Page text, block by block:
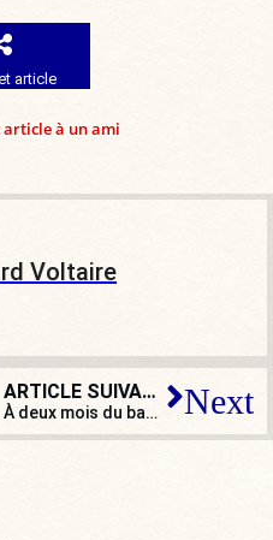
article
à un ami
Voltaire
ARTICLE SUIVANT
À deux mois du bac, une école catholique hors contrat fermée par le rectorat ! Next